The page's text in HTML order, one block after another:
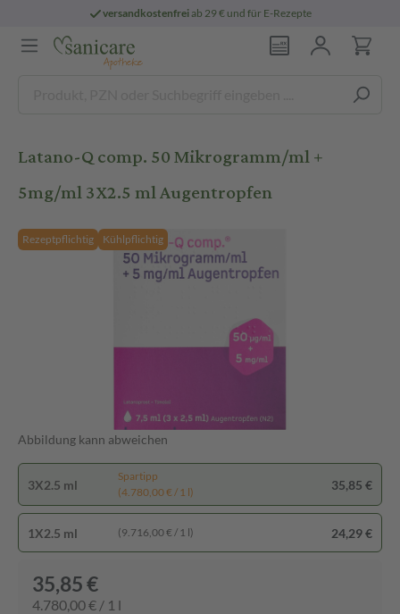
versandkostenfreiab 29 € und für E-Rezepte
Latano-Q comp. 50 Mikrogramm/ml +
5mg/ml 3X2.5 ml Augentropfen
Rezeptpflichtig Kühlpflichtig
Abbildung kann abweichen
3X2.5 ml
Spartipp
(4.780,00 € / 1 l)
35,85 €
1X2.5 ml (9.716,00 € / 1 l) 24,29 €
35,85 €
4.780,00 € / 1 l